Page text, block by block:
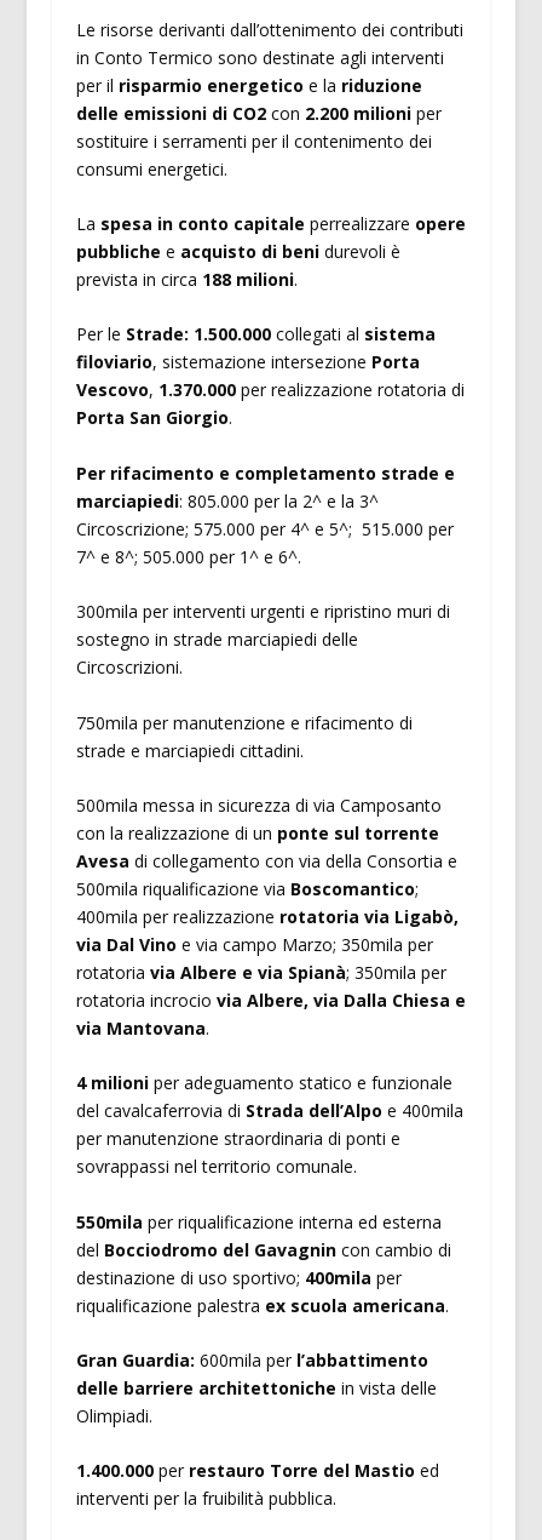
Le risorse derivanti dall’ottenimento dei contributi
in Conto Termico sono destinate agli interventi
per il risparmio energetico e la riduzione
delle emissioni di CO2 con 2.200 milioniper
sostituire i serramenti per il contenimento dei
consumi energetici.
La spesa in conto capitale perrealizzare opere
pubbliche e acquisto di benidurevoli è
prevista in circa 188 milioni.
Per le Strade: 1.500.000collegati al sistema
filoviario, sistemazione intersezione Porta
Vescovo, 1.370.000 per realizzazione rotatoria di
Porta San Giorgio.
Per rifacimento e completamento strade e
marciapiedi: 805.000 per la 2^ e la 3^
Circoscrizione; 575.000 per 4^ e 5^; 515.000 per
7^ e 8^; 505.000 per 1^ e 6^.
300mila per interventi urgenti e ripristino muri di
sostegno in strade marciapiedi delle
Circoscrizioni.
750mila per manutenzione e rifacimento di
strade e marciapiedi cittadini.
500mila messa in sicurezza di via Camposanto
con la realizzazione di un ponte sul torrente
Avesa di collegamento con via della Consortia e
500mila riqualificazione via Boscomantico;
400mila per realizzazione rotatoria via Ligabò,
via Dal Vino e via campo Marzo; 350mila per
rotatoria via Albere e via Spianà; 350mila per
rotatoria incrocio via Albere, via Dalla Chiesa e
via Mantovana.
4 milioniper adeguamento statico e funzionale
del cavalcaferrovia di Strada dell’Alpo e 400mila
per manutenzione straordinaria di ponti e
sovrappassi nel territorio comunale.
550mila per riqualificazione interna ed esterna
del Bocciodromo del Gavagnin con cambio di
destinazione di uso sportivo; 400mila per
riqualificazione palestra ex scuola americana.
Gran Guardia: 600mila per l’abbattimento
delle barriere architettoniche in vista delle
Olimpiadi.
1.400.000 per restauro Torre del Mastio ed
interventi per la fruibilità pubblica.